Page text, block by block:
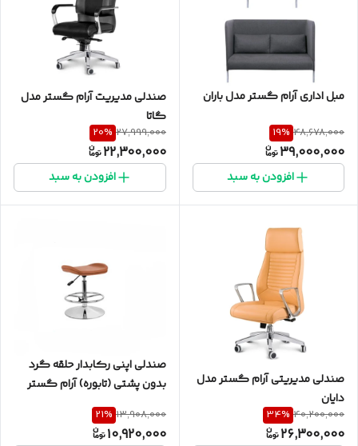
مبل اداری آرام گستر مدل باران
48,678,000
19%
39,000,000
افزودن به سبد
صندلی مدیریت آرام گستر مدل
گاتا
27,999,000
20%
22,300,000
افزودن به سبد
صندلی مدیریتی آرام گستر مدل
دایان
40,200,000
34%
26,300,000
صندلی اپنی رکابدار حلقه گرد
بدون پشتی (تابوره) آرام گستر
13,908,000
21%
10,920,000